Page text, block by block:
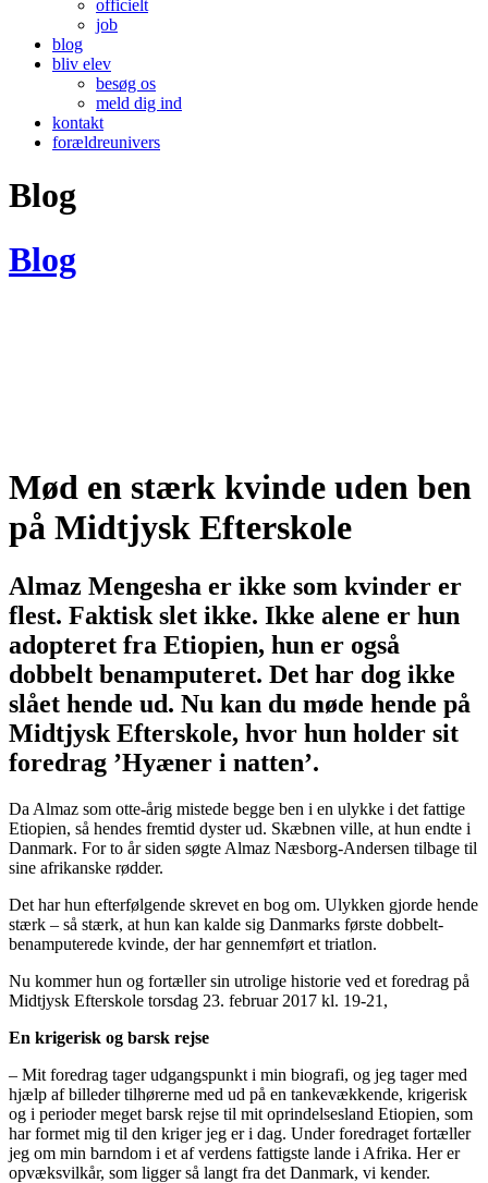
officielt
job
blog
bliv elev
besøg os
meld dig ind
kontakt
forældreunivers
Blog
Blog
Mød en stærk kvinde uden ben
på Midtjysk Efterskole
Almaz Mengesha er ikke som kvinder er
flest. Faktisk slet ikke. Ikke alene er hun
adopteret fra Etiopien, hun er også
dobbelt benamputeret. Det har dog ikke
slået hende ud. Nu kan du møde hende på
Midtjysk Efterskole, hvor hun holder sit
foredrag ’Hyæner i natten’.
Da Almaz som otte-årig mistede begge ben i en ulykke i det fattige
Etiopien, så hendes fremtid dyster ud. Skæbnen ville, at hun endte i
Danmark. For to år siden søgte Almaz Næsborg-Andersen tilbage til
sine afrikanske rødder.
Det har hun efterfølgende skrevet en bog om. Ulykken gjorde hende
stærk – så stærk, at hun kan kalde sig Danmarks første dobbelt-
benamputerede kvinde, der har gennemført et triatlon.
Nu kommer hun og fortæller sin utrolige historie ved et foredrag på
Midtjysk Efterskole torsdag 23. februar 2017 kl. 19-21,
En krigerisk og barsk rejse
– Mit foredrag tager udgangspunkt i min biografi, og jeg tager med
hjælp af billeder tilhørerne med ud på en tankevækkende, krigerisk
og i perioder meget barsk rejse til mit oprindelsesland Etiopien, som
har formet mig til den kriger jeg er i dag. Under foredraget fortæller
jeg om min barndom i et af verdens fattigste lande i Afrika. Her er
opvæksvilkår, som ligger så langt fra det Danmark, vi kender.